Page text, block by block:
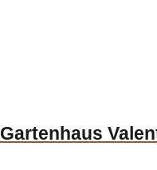
Gartenhaus